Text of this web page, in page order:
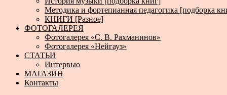
Методика и фортепианная педагогика [подборка
КНИГИ [Разное]
ФОТОГАЛЕРЕЯ
Фотогалерея «С. В. Рахманинов»
Фотогалерея «Нейгауз»
СТАТЬИ
Интервью
МАГАЗИН
Контакты